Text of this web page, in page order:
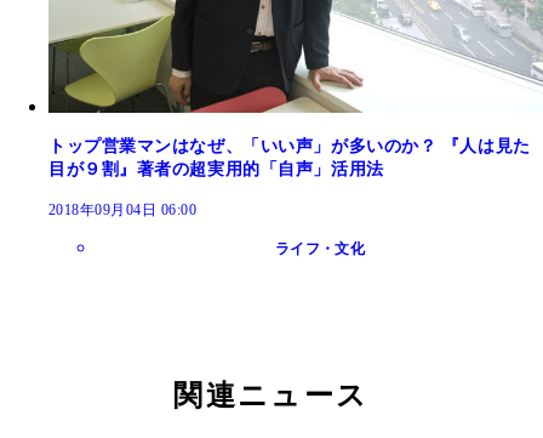
トップ営業マンはなぜ、「いい声」が多いのか？ 『人は見た
目が９割』著者の超実用的「自声」活用法
2018年09月04日 06:00
ライフ・文化
関連ニュース